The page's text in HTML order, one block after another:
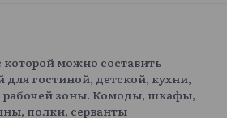
которой можно составить
гостиной, детской, кухни,
рабочей зоны. Комоды, шкафы,
полки, серванты